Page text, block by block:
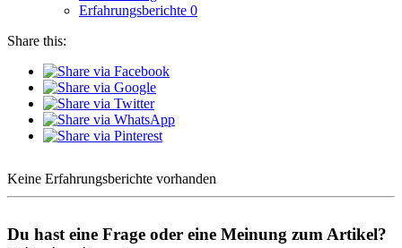
Erfahrungsberichte 0
Share this:
Keine Erfahrungsberichte vorhanden
Du hast eine Frage oder eine Meinung zum Artikel?